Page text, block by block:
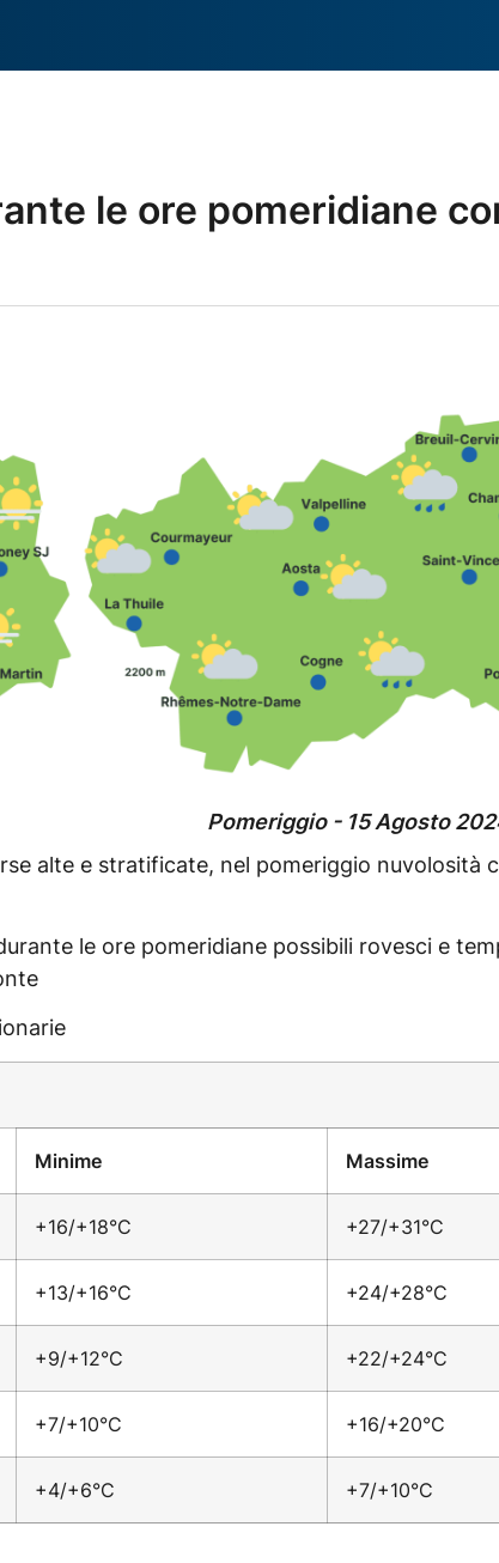
le ore pomeridiane
Pomeriggio - 15 Agosto
alte e stratificate, nel pomeriggio nuvolosità
le ore pomeridiane possibili rovesci e
Minime Massime
+16/+18°C +27/+31°C
+13/+16°C +24/+28°C
+9/+12°C +22/+24°C
+7/+10°C +16/+20°C
+4/+6°C +7/+10°C